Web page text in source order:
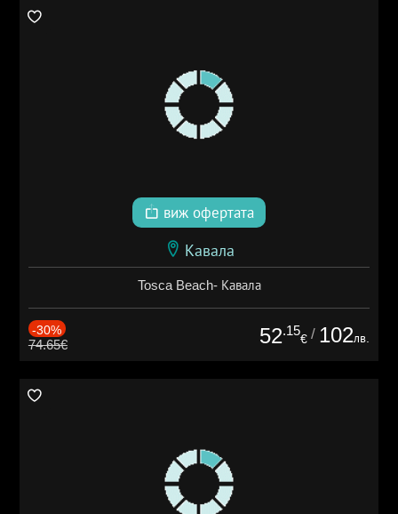
виж офертата
Кавала
Tosca Beach- Кавала
-30%
74.65€ 52.15
€ / 102лв.